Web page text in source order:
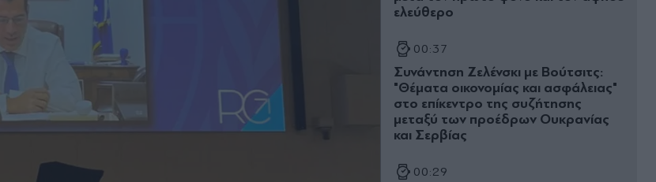
ελεύθερο
00:37
Συνάντηση Ζελένσκι με Βούτσιτς:
"Θέματα οικονομίας και ασφάλειας"
στο επίκεντρο της συζήτησης
μεταξύ των προέδρων Ουκρανίας
και Σερβίας
00:29